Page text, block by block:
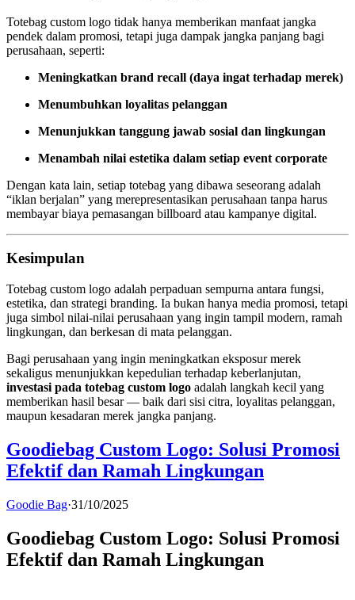
Totebag custom logo tidak hanya memberikan manfaat jangka
pendek dalam promosi, tetapi juga dampak jangka panjang bagi
perusahaan, seperti:
Meningkatkan brand recall (daya ingat terhadap merek)
Menumbuhkan loyalitas pelanggan
Menunjukkan tanggung jawab sosial dan lingkungan
Menambah nilai estetika dalam setiap event corporate
Dengan kata lain, setiap totebag yang dibawa seseorang adalah
“iklan berjalan” yang merepresentasikan perusahaan tanpa harus
membayar biaya pemasangan billboard atau kampanye digital.
Kesimpulan
Totebag custom logo adalah perpaduan sempurna antara fungsi,
estetika, dan strategi branding. Ia bukan hanya media promosi, tetapi
juga simbol nilai-nilai perusahaan yang ingin tampil modern, ramah
lingkungan, dan berkesan di mata pelanggan.
Bagi perusahaan yang ingin meningkatkan eksposur merek
sekaligus menunjukkan kepedulian terhadap keberlanjutan,
investasi pada totebag custom logo adalah langkah kecil yang
memberikan hasil besar — baik dari sisi citra, loyalitas pelanggan,
maupun kesadaran merek jangka panjang.
Goodiebag Custom Logo: Solusi Promosi
Efektif dan Ramah Lingkungan
Goodie Bag·31/10/2025
Goodiebag Custom Logo: Solusi Promosi
Efektif dan Ramah Lingkungan